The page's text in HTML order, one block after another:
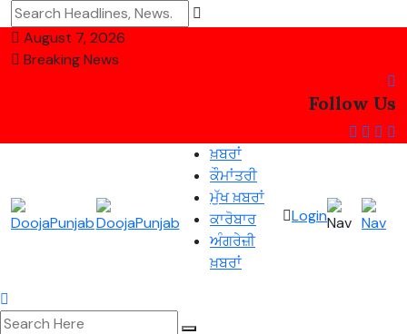
August 7, 2026
Breaking News
Follow Us
ਖ਼ਬਰਾਂ
ਕੌਮਾਂਤਰੀ
ਮੁੱਖ ਖ਼ਬਰਾਂ
ਕਾਰੋਬਾਰ
ਅੰਗਰੇਜ਼ੀ
ਖ਼ਬਰਾਂ
Login